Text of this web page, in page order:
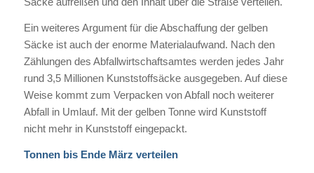
Ein weiteres Argument für die Abschaffung der gelben
Säcke ist auch der enorme Materialaufwand. Nach den
Zählungen des Abfallwirtschaftsamtes werden jedes Jahr
rund 3,5 Millionen Kunststoffsäcke ausgegeben. Auf diese
Weise kommt zum Verpacken von Abfall noch weiterer
Abfall in Umlauf. Mit der gelben Tonne wird Kunststoff
nicht mehr in Kunststoff eingepackt.
Tonnen bis Ende März verteilen